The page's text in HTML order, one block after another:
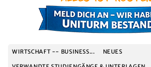
WIRTSCHAFT -- BUSINESS... NEUES